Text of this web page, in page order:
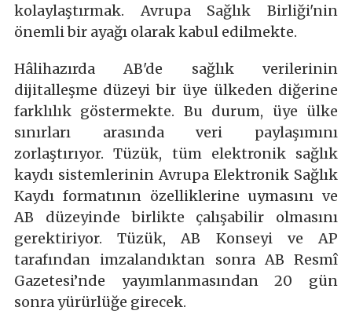
kolaylaştırmak. Avrupa Sağlık Birliği'nin
önemli bir ayağı olarak kabul edilmekte.
Hâlihazırda AB'de sağlık verilerinin
dijitalleşme düzeyi bir üye ülkeden diğerine
farklılık göstermekte. Bu durum, üye ülke
sınırları arasında veri paylaşımını
zorlaştırıyor. Tüzük, tüm elektronik sağlık
kaydı sistemlerinin Avrupa Elektronik Sağlık
Kaydı formatının özelliklerine uymasını ve
AB düzeyinde birlikte çalışabilir olmasını
gerektiriyor. Tüzük, AB Konseyi ve AP
tarafından imzalandıktan sonra AB Resmî
Gazetesi’nde yayımlanmasından 20 gün
sonra yürürlüğe girecek.